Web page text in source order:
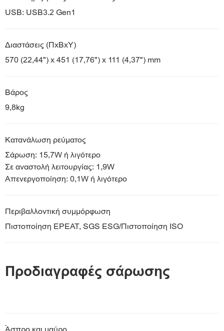
USB: USB3.2 Gen1
Διαστάσεις (ΠxΒxΥ)
570 (22,44") x 451 (17,76") x 111 (4,37") mm​
Βάρος
9,8kg
Κατανάλωση ρεύματος
Σάρωση: 15,7W ή λιγότερο
Σε αναστολή λειτουργίας: 1,9W
Απενεργοποίηση: 0,1W ή λιγότερο
Περιβαλλοντική συμμόρφωση
Πιστοποίηση EPEAT, SGS ESG/Πιστοποίηση ISO
Προδιαγραφές σάρωσης